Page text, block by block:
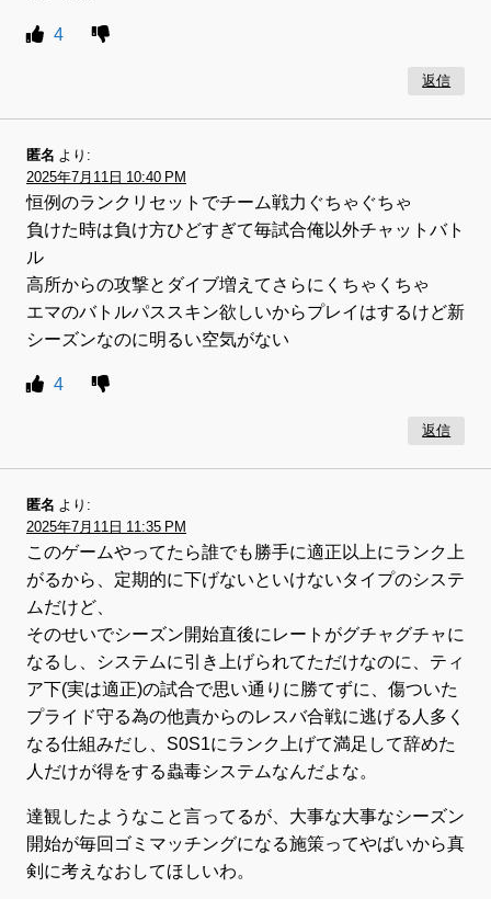
4
返信
匿名 より:
2025年7月11日 10:40 PM
恒例のランクリセットでチーム戦力ぐちゃぐちゃ
負けた時は負け方ひどすぎて毎試合俺以外チャットバト
ル
高所からの攻撃とダイブ増えてさらにくちゃくちゃ
エマのバトルパススキン欲しいからプレイはするけど新
シーズンなのに明るい空気がない
4
返信
匿名 より:
2025年7月11日 11:35 PM
このゲームやってたら誰でも勝手に適正以上にランク上
がるから、定期的に下げないといけないタイプのシステ
ムだけど、
そのせいでシーズン開始直後にレートがグチャグチャに
なるし、システムに引き上げられてただけなのに、ティ
ア下(実は適正)の試合で思い通りに勝てずに、傷ついた
プライド守る為の他責からのレスバ合戦に逃げる人多く
なる仕組みだし、S0S1にランク上げて満足して辞めた
人だけが得をする蟲毒システムなんだよな。
達観したようなこと言ってるが、大事な大事なシーズン
開始が毎回ゴミマッチングになる施策ってやばいから真
剣に考えなおしてほしいわ。